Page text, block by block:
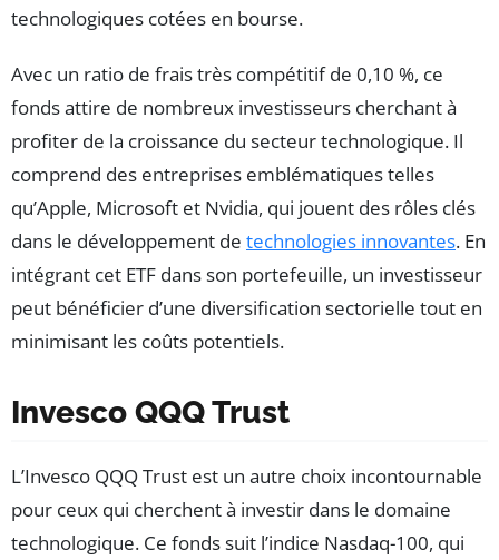
technologiques cotées en bourse.
Avec un ratio de frais très compétitif de 0,10 %, ce
fonds attire de nombreux investisseurs cherchant à
profiter de la croissance du secteur technologique. Il
comprend des entreprises emblématiques telles
qu’Apple, Microsoft et Nvidia, qui jouent des rôles clés
dans le développement de technologies innovantes. En
intégrant cet ETF dans son portefeuille, un investisseur
peut bénéficier d’une diversification sectorielle tout en
minimisant les coûts potentiels.
Invesco QQQ Trust
L’Invesco QQQ Trust est un autre choix incontournable
pour ceux qui cherchent à investir dans le domaine
technologique. Ce fonds suit l’indice Nasdaq-100, qui